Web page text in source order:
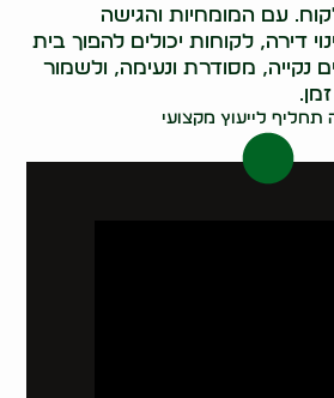
עם המומחיות והגישה
דירה, לקוחות יכולים להפוך בית
נקייה, מסודרת ונעימה, ולשמור
תחליף לייעוץ מקצועי